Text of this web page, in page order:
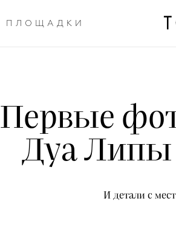
ПЛОЩАДКИ
Первые
Дуа Липы
И детали с